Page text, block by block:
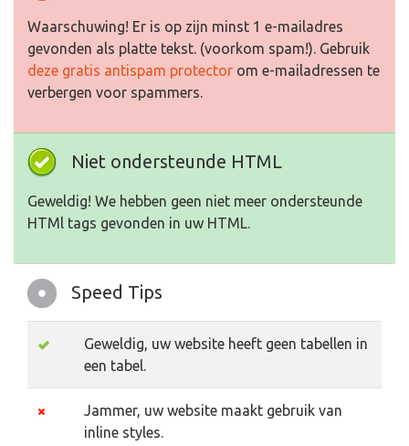
Waarschuwing! Er is op zijn minst 1 e-mailadres
gevonden als platte tekst. (voorkom spam!). Gebruik
deze gratis antispam protector om e-mailadressen te
verbergen voor spammers.
Niet ondersteunde HTML
Geweldig! We hebben geen niet meer ondersteunde
HTMl tags gevonden in uw HTML.
Speed Tips
Geweldig, uw website heeft geen tabellen in
een tabel.
Jammer, uw website maakt gebruik van
inline styles.